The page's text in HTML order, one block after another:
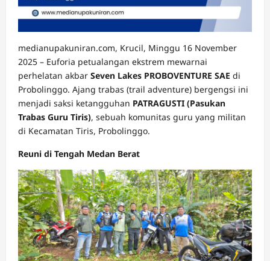
medianupakuniran.com, Krucil, Minggu 16 November
2025 – Euforia petualangan ekstrem mewarnai
perhelatan akbar Seven Lakes PROBOVENTURE SAE di
Probolinggo. Ajang trabas (trail adventure) bergengsi ini
menjadi saksi ketangguhan PATRAGUSTI (Pasukan
Trabas Guru Tiris), sebuah komunitas guru yang militan
di Kecamatan Tiris, Probolinggo.
Reuni di Tengah Medan Berat